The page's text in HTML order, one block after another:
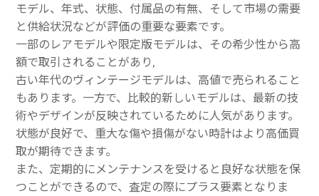
モデル、年式、状態、付属品の有無、そして市場の需要
と供給状況などが評価の重要な要素です。
一部のレアモデルや限定版モデルは、その希少性から高
額で取引されることがあり,
古い年代のヴィンテージモデルは、高値で売られること
もあります。一方で、比較的新しいモデルは、最新の技
術やデザインが反映されているために人気があります。
状態が良好で、重大な傷や損傷がない時計はより高価買
取が期待できます。
また、定期的にメンテナンスを受けると良好な状態を保
つことができるので、査定の際にプラス要素となりま